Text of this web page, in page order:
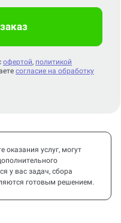
офертой, политикой
согласие на обработку
оказания услуг, могут
у вас задач, сбора
готовым решением.